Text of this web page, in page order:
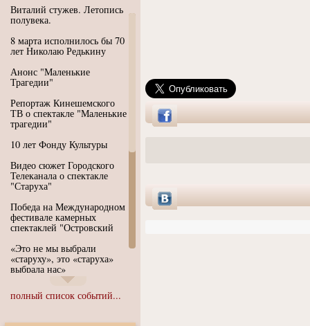
Виталий стужев. Летопись
полувека.
8 марта исполнилось бы 70
лет Николаю Редькину
Анонс "Маленькие
Трагедии"
Репортаж Кинешемского
ТВ о спектакле "Маленькие
трагедии"
10 лет Фонду Культуры
Видео сюжет Городского
Телеканала о спектакле
"Старуха"
Победа на Международном
фестивале камерных
спектаклей "Островский
«Это не мы выбрали
«старуху», это «старуха»
выбрала нас»
Иммерсивный спектакль
"Язык чистого полета
полный список событий...